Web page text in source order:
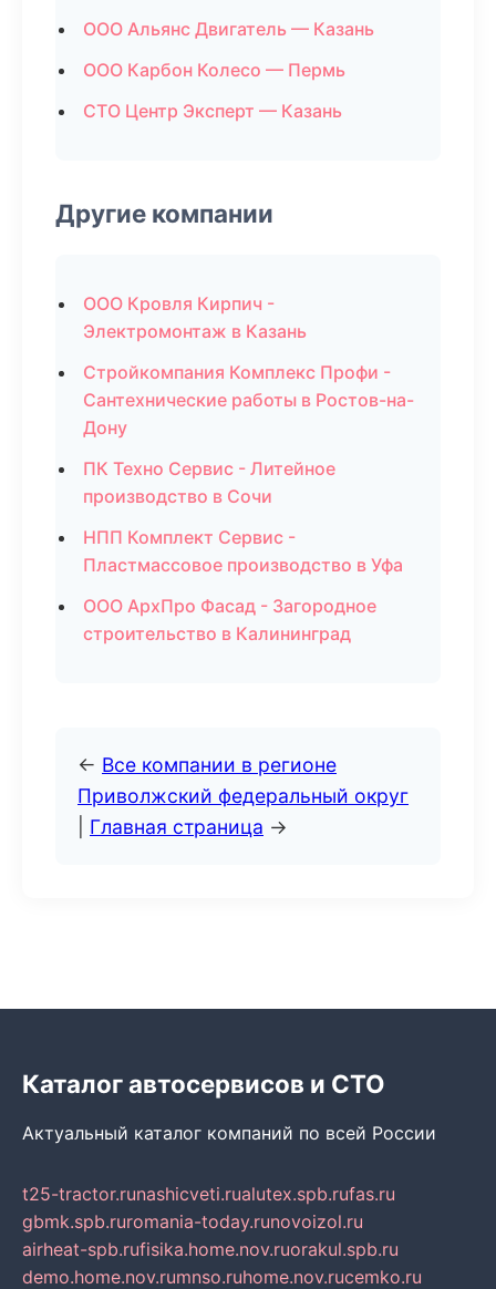
ООО Альянс Двигатель — Казань
ООО Карбон Колесо — Пермь
СТО Центр Эксперт — Казань
Другие компании
ООО Кровля Кирпич -
Электромонтаж в Казань
Стройкомпания Комплекс Профи -
Сантехнические работы в Ростов-на-
Дону
ПК Техно Сервис - Литейное
производство в Сочи
НПП Комплект Сервис -
Пластмассовое производство в Уфа
ООО АрхПро Фасад - Загородное
строительство в Калининград
← Все компании в регионе
Приволжский федеральный округ
Главная страница →
Каталог автосервисов и СТО
Актуальный каталог компаний по всей России
t25-tractor.runashicveti.rualutex.spb.rufas.ru
gbmk.spb.ruromania-today.runovoizol.ru
airheat-spb.rufisika.home.nov.ruorakul.spb.ru
demo.home.nov.rumnso.ruhome.nov.rucemko.ru